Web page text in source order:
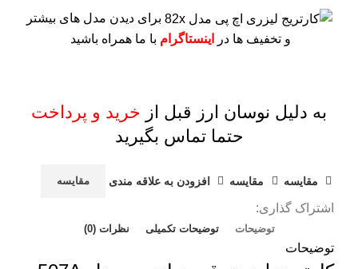
برای دیدن مدل های بیشتر
و تخفیف ها در
اینستاگرام با ما همراه باشید
به دلیل نوسان ارز قبل از خرید و پرداخت
حتما تماس بگیرید
مقايسه مقایسه افزودن به علاقه مندی مقایسه
اشتراک گذاری:
توضیحات توضیحات تکمیلی نظرات (0)
توضیحات